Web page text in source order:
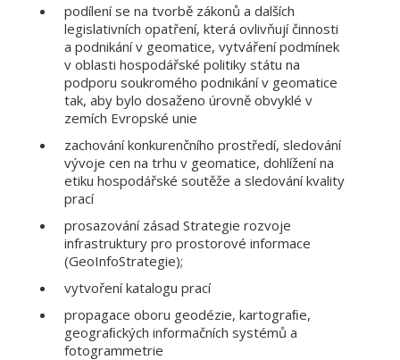
podílení se na tvorbě zákonů a dalších
legislativních opatření, která ovlivňují činnosti
a podnikání v geomatice, vytváření podmínek
v oblasti hospodářské politiky státu na
podporu soukromého podnikání v geomatice
tak, aby bylo dosaženo úrovně obvyklé v
zemích Evropské unie
zachování konkurenčního prostředí, sledování
vývoje cen na trhu v geomatice, dohlížení na
etiku hospodářské soutěže a sledování kvality
prací
prosazování zásad Strategie rozvoje
infrastruktury pro prostorové informace
(GeoInfoStrategie);
vytvoření katalogu prací
propagace oboru geodézie, kartograﬁe,
geograﬁckých informačních systémů a
fotogrammetrie